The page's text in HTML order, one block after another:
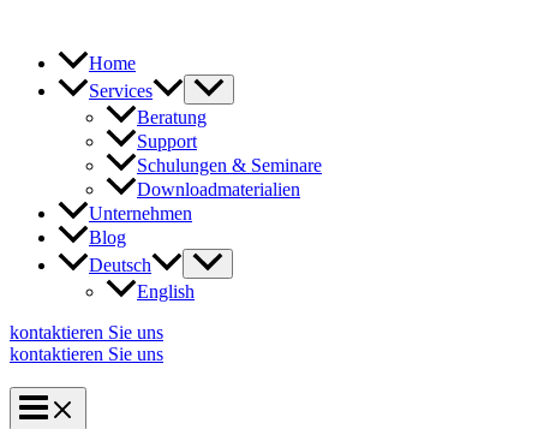
springen
Home
Services
Beratung
Support
Schulungen & Seminare
Downloadmaterialien
Unternehmen
Blog
Deutsch
English
kontaktieren Sie uns
kontaktieren Sie uns